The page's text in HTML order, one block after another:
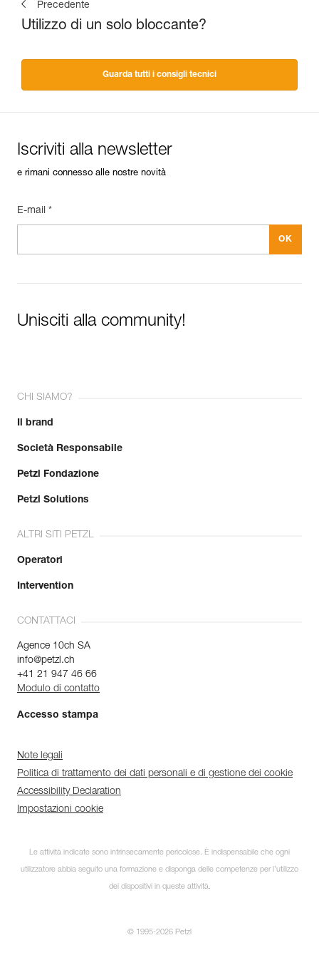
Precedente
Utilizzo di un solo bloccante?
Guarda tutti i consigli tecnici
Iscriviti alla newsletter
e rimani connesso alle nostre novità
E-mail *
Unisciti alla community!
CHI SIAMO?
Il brand
Società Responsabile
Petzl Fondazione
Petzl Solutions
ALTRI SITI PETZL
Operatori
Intervention
CONTATTACI
Agence 10ch SA
info@petzl.ch
+41 21 947 46 66
Modulo di contatto
Accesso stampa
Note legali
Politica di trattamento dei dati personali e di gestione dei cookie
Accessibility Declaration
Impostazioni cookie
Le attività indicate sono intrinsecamente pericolose. È indispensabile che ogni
utilizzatore abbia seguito una formazione e disponga delle competenze per l’utilizzo
dei dispositivi in queste attività.
© 1995-2026 Petzl